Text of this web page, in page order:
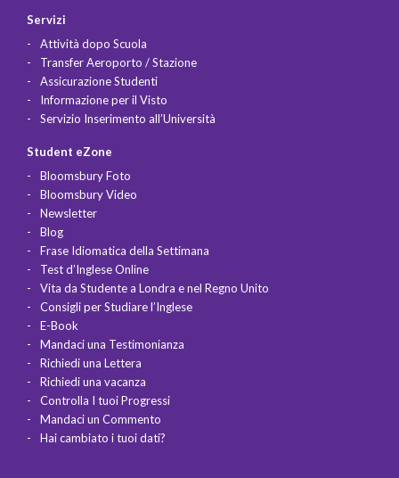
Servizi
Attività dopo Scuola
Transfer Aeroporto / Stazione
Assicurazione Studenti
Informazione per il Visto
Servizio Inserimento all’Università
Student eZone
Bloomsbury Foto
Bloomsbury Video
Newsletter
Blog
Frase Idiomatica della Settimana
Test d’Inglese Online
Vita da Studente a Londra e nel Regno Unito
Consigli per Studiare l’Inglese
E-Book
Mandaci una Testimonianza
Richiedi una Lettera
Richiedi una vacanza
Controlla I tuoi Progressi
Mandaci un Commento
Hai cambiato i tuoi dati?